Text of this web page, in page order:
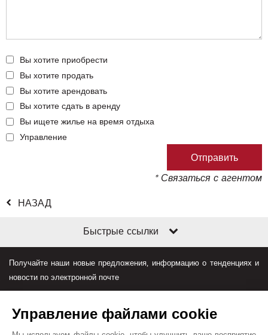
Вы хотите приобрести
Вы хотите продать
Вы хотите арендовать
Вы хотите сдать в аренду
Вы ищете жилье на время отдыха
Управление
* Связаться с агентом
НАЗАД
Быстрые ссылки
Получайте наши новые предложения, информацию о тенденциях и
новости по электронной почте
Управление файлами cookie